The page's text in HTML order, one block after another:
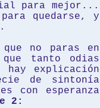
para mejor...
quedarse, y
no paras en
tanto odias
hay explicación
de sintonía
con esperanza
2: